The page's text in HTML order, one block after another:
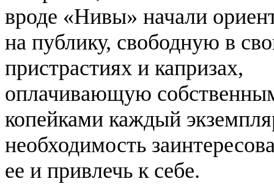
вроде «Нивы» начали
на публику, свободную в
пристрастиях и капризах,
оплачивающую
копейками каждый
необходимость
ее и привлечь к себе.